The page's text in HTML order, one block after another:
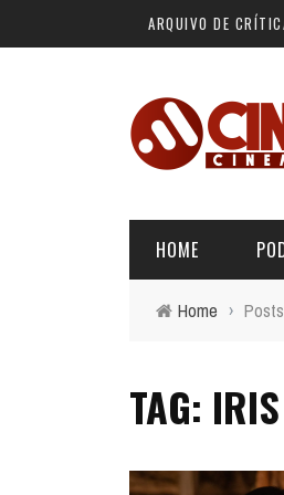
ARQUIVO DE
HOME
ALERTA DE SPOILER
CINERAMA
Home ›
TAG: